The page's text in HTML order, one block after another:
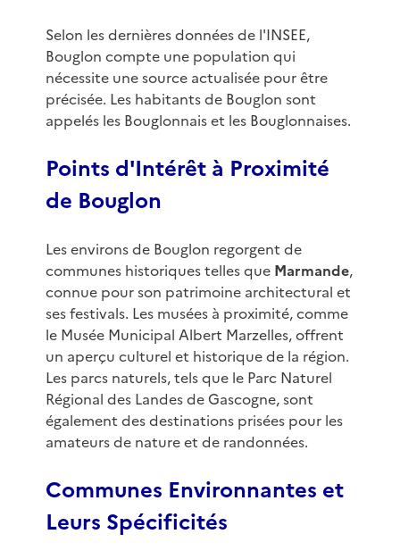
Selon les dernières données de l'INSEE,
Bouglon compte une population qui
nécessite une source actualisée pour être
précisée. Les habitants de Bouglon sont
appelés les Bouglonnais et les Bouglonnaises.
Points d'Intérêt à Proximité
de Bouglon
Les environs de Bouglon regorgent de
communes historiques telles que Marmande,
connue pour son patrimoine architectural et
ses festivals. Les musées à proximité, comme
le Musée Municipal Albert Marzelles, offrent
un aperçu culturel et historique de la région.
Les parcs naturels, tels que le Parc Naturel
Régional des Landes de Gascogne, sont
également des destinations prisées pour les
amateurs de nature et de randonnées.
Communes Environnantes et
Leurs Spécificités